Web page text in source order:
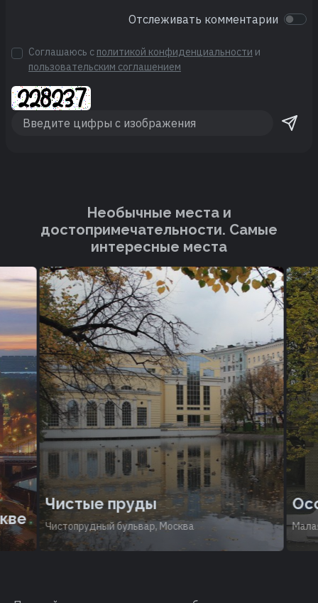
Отслеживать комментарии
Соглашаюсь с политикой конфиденциальности и
пользовательским соглашением
Необычные места и
достопримечательности. Cамые
интересные места
Чистые пруды
Чистопрудный бульвар, Москва